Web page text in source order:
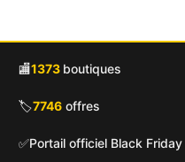
🏬1373 boutiques
🏷️7746 offres
✅Portail officiel Black Friday